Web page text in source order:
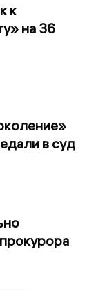
к
на 36
в суд